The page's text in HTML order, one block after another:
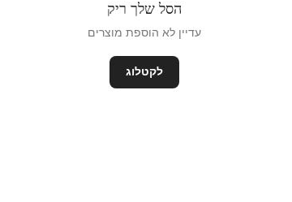
הסל שלך ריק
עדיין לא הוספת מוצרים
לקטלוג